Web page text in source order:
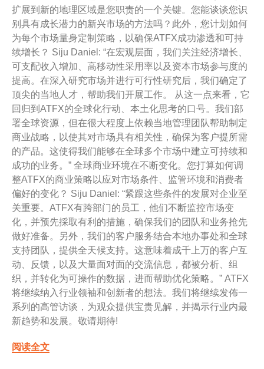
扩展到新的地理区域是您职责的一个关键。您能谈谈您识
别具有成长潜力的新兴市场的方法吗？此外，您计划如何
为每个市场量身定制策略，以确保ATFX成功渗透和可持
续增长？ Siju Daniel: “在宏观层面，我们关注经济增长、
可支配收入增加、高移动性采用率以及资本市场参与度的
提高。在深入研究市场并进行可行性研究后，我们确定了
顶尖的当地人才，帮助我们开展工作。 从这一点来看，它
回归到ATFX的全球化行动、本土化思考的口号。我们部
署全球资源，但在很大程度上依赖当地管理团队帮助制定
商业战略，以使其对市场具有相关性，确保为客户提所需
的产品。这使得我们能够在全球多个市场中建立可持续和
成功的业务。” 全球商业环境在不断变化。您打算如何调
整ATFX的商业策略以应对市场条件、监管环境和消费者
偏好的变化？ Siju Daniel: “紧跟这些条件的发展对企业至
关重要。ATFX有跨部门的员工，他们不断监控市场变
化，并预先採取有利的措施，确保我们的团队和业务抢先
做好准备。另外，我们的客户服务结合本地办事处和全球
支持团队，提供全天候支持。这意味着成千上万的客户互
动、反馈，以及大量面对面的交流信息，都被分析、组
织，并转化为可操作的数据，进而帮助优化策略。” ATFX
将继续纳入行业领袖和创新者的想法。我们将继续发佈一
系列的高管访谈，为观众提供宝贵见解，并揭示行业内最
新趋势和发展。敬请期待!
阅读全文